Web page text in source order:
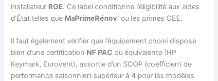
installateur RGE. Ce label conditionne l’éligibilité aux aides
d’État telles que MaPrimeRénov’ ou les primes CEE.
Il faut également vérifier que l’équipement choisi dispose
bien d’une certification NF PAC ou équivalente (HP
Keymark, Eurovent), assortie d’un SCOP (coefficient de
performance saisonnier) supérieur à 4 pour les modèles